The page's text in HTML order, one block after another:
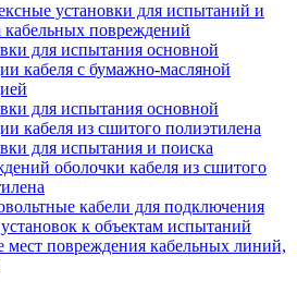
установки для испытаний и
кабельных повреждений
для испытания основной
кабеля с бумажно-масляной
для испытания основной
кабеля из сшитого полиэтилена
для испытания и поиска
оболочки кабеля из сшитого
кабели для подключения
к объектам испытаний
мест повреждения кабельных линий,